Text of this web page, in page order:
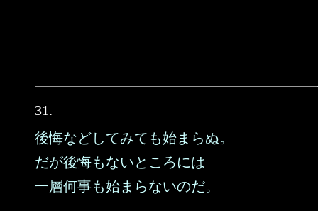
31.
後悔などしてみても始まらぬ。
だが後悔もないところには
一層何事も始まらないのだ。